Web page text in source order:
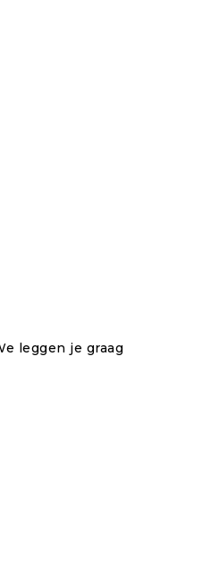
leggen je graag